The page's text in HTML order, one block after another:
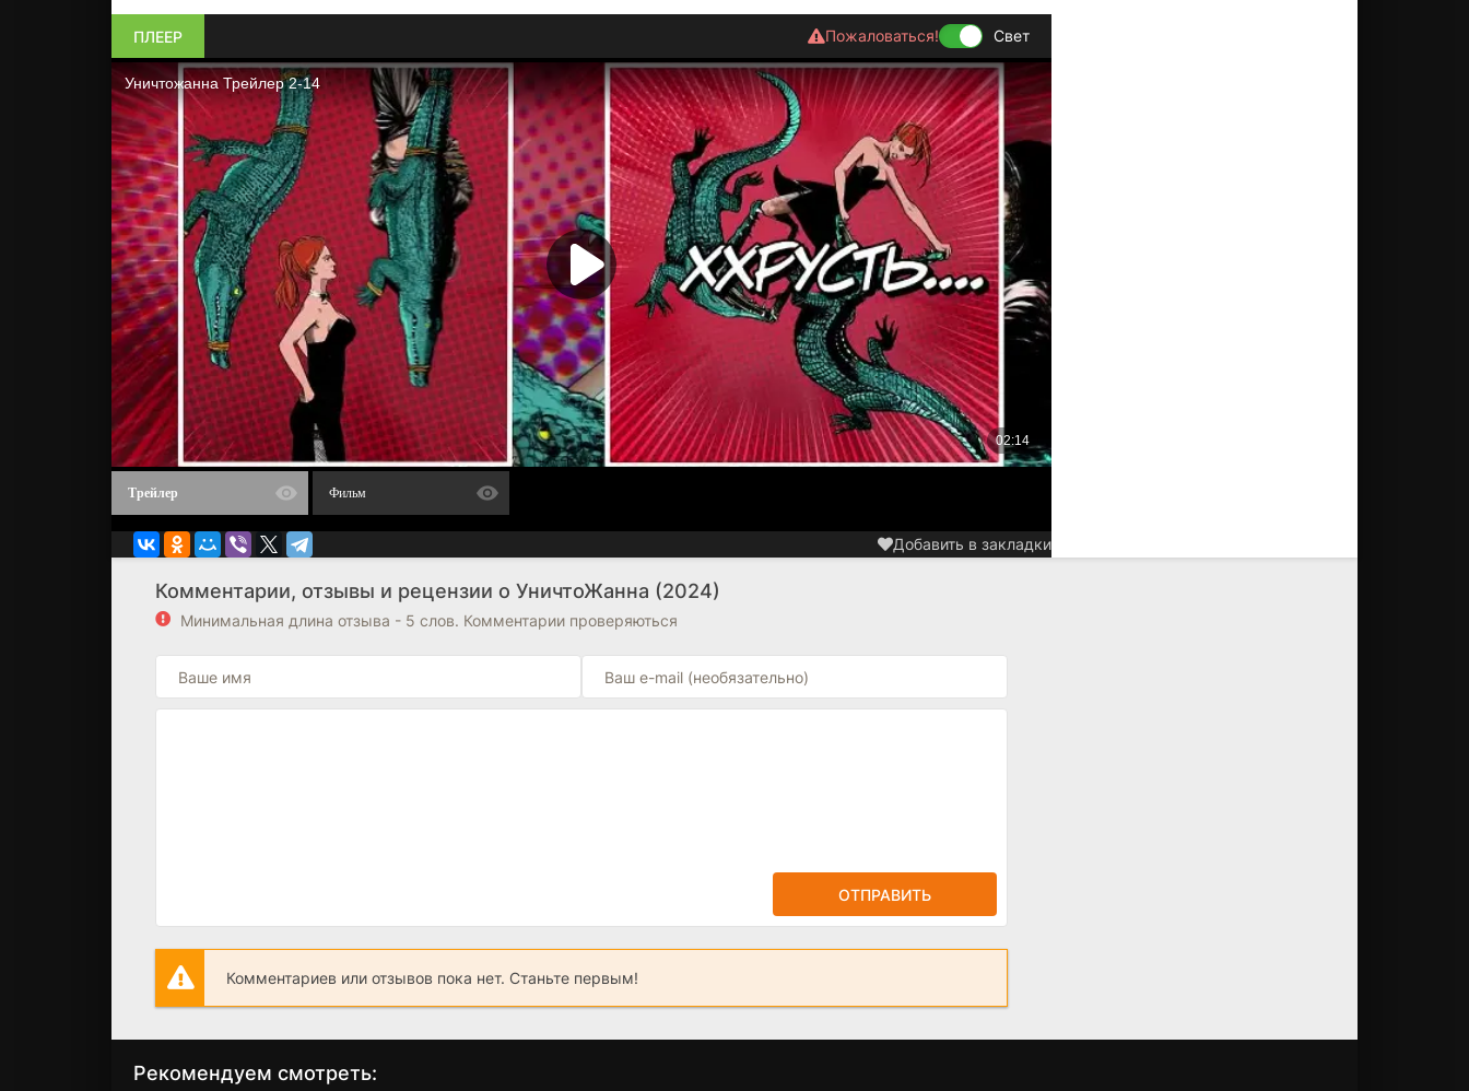
ПЛЕЕР Пожаловаться! Свет
Трейлер Фильм
Добавить в закладки
Комментарии, отзывы и рецензии о УничтоЖанна (2024)
Минимальная длина отзыва - 5 слов. Комментарии проверяються
ОТПРАВИТЬ
Комментариев или отзывов пока нет. Станьте первым!
Рекомендуем смотреть: